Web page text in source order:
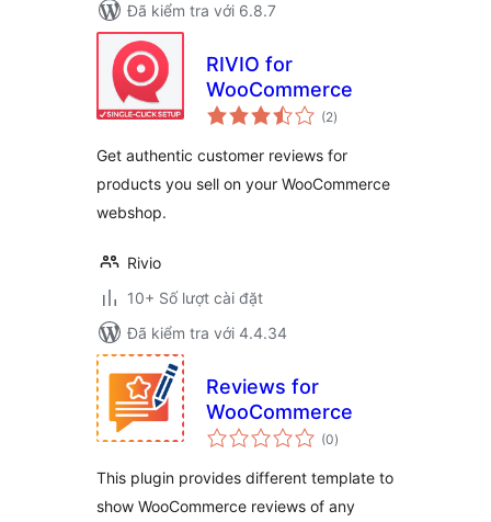
Đã kiểm tra với 6.8.7
RIVIO for
WooCommerce
(2tổng
đánh
)
Get authentic customer reviews for
products you sell on your WooCommerce
webshop.
Rivio
10+ Số lượt cài đặt
Đã kiểm tra với 4.4.34
Reviews for
WooCommerce
(0tổng
đánh
)
This plugin provides different template to
show WooCommerce reviews of any